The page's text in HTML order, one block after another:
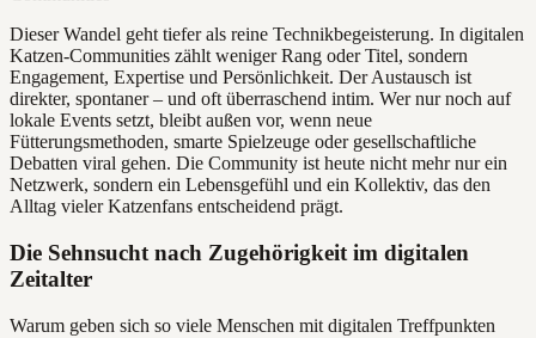
Dieser Wandel geht tiefer als reine Technikbegeisterung. In digitalen
Katzen-Communities zählt weniger Rang oder Titel, sondern
Engagement, Expertise und Persönlichkeit. Der Austausch ist
direkter, spontaner – und oft überraschend intim. Wer nur noch auf
lokale Events setzt, bleibt außen vor, wenn neue
Fütterungsmethoden, smarte Spielzeuge oder gesellschaftliche
Debatten viral gehen. Die Community ist heute nicht mehr nur ein
Netzwerk, sondern ein Lebensgefühl und ein Kollektiv, das den
Alltag vieler Katzenfans entscheidend prägt.
Die Sehnsucht nach Zugehörigkeit im digitalen
Zeitalter
Warum geben sich so viele Menschen mit digitalen Treffpunkten